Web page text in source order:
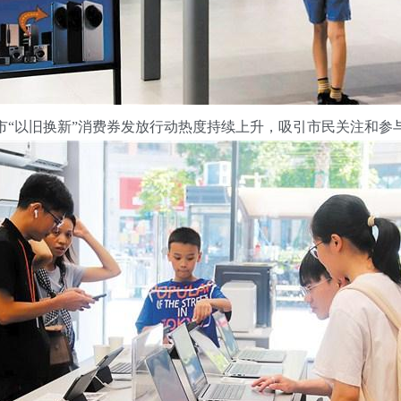
“以旧换新”消费券发放行动热度持续上升，吸引市民关注和参